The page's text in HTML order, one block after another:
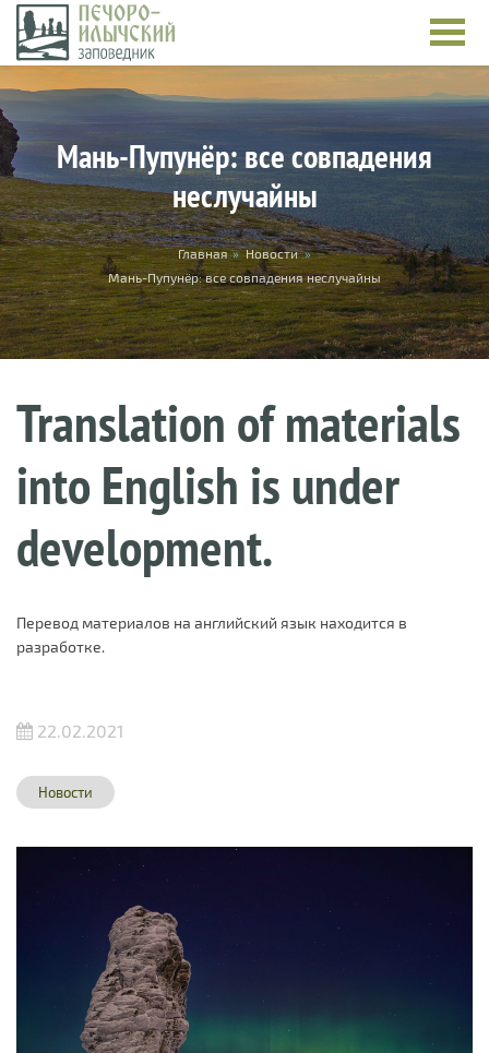
Skip to main content
Мань-Пупунёр: все совпадения
неслучайны
You are hereГлавная » Новости »
Мань-Пупунёр: все совпадения неслучайны
Translation of materials
into English is under
development.
Перевод материалов на английский язык находится в
разработке.
22.02.2021
Новости